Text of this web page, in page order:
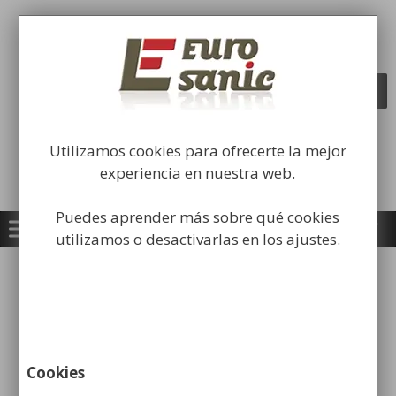
Saltar
Fabricación y comercialización de
equipamiento para la higiene industrial
Búsqueda
de
Utilizamos cookies para ofrecerte la mejor
experiencia en nuestra web.
Puedes aprender más sobre qué cookies
utilizamos o desactivarlas en los ajustes.
Cookies